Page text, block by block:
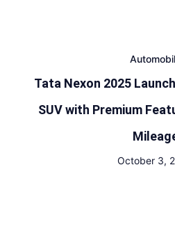
Tata Nexon 2025
SUV with Premium
October 3,